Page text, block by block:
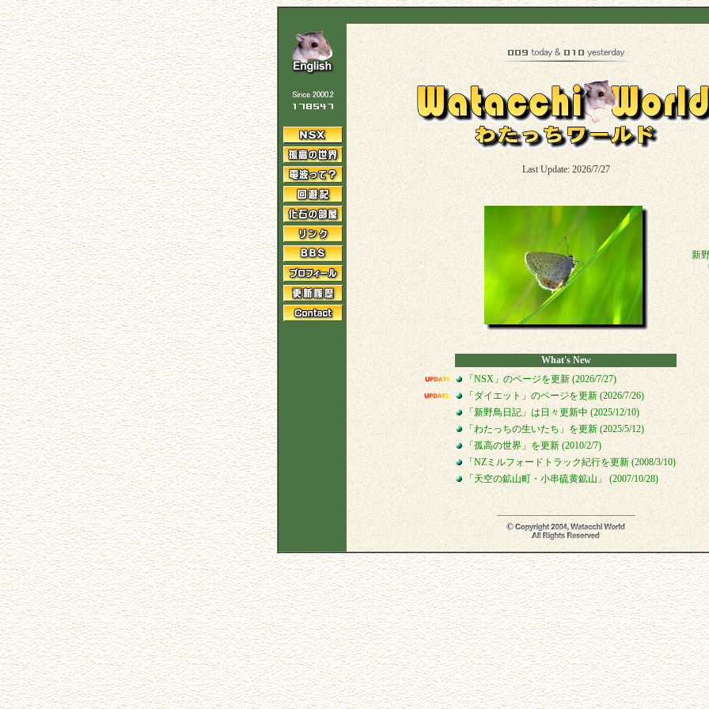
Last Update: 2026/7/27
新
What's New
「NSX」のページを更新 (2026/7/27)
「ダイエット」のページを更新 (2026/7/26)
「新野鳥日記」は日々更新中 (2025/12/10)
「わたっちの生いたち」を更新 (2025/5/12)
「孤高の世界」を更新 (2010/2/7)
「NZミルフォードトラック紀行を更新 (2008/3/10)
「天空の鉱山町・小串硫黄鉱山」 (2007/10/28)